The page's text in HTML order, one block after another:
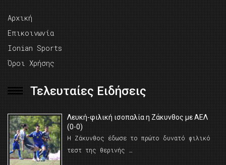
Αρχική
Επικοινωνία
Ionian Sports
Όροι Χρήσης
Τελευταίες Ειδήσεις
Λευκή-φιλική ισοπαλία η Ζάκυνθος με ΑΕΛ
(0-0)
Η Ζάκυνθος έδωσε το πρώτο δυνατό φιλικό
τεστ της θερινής …